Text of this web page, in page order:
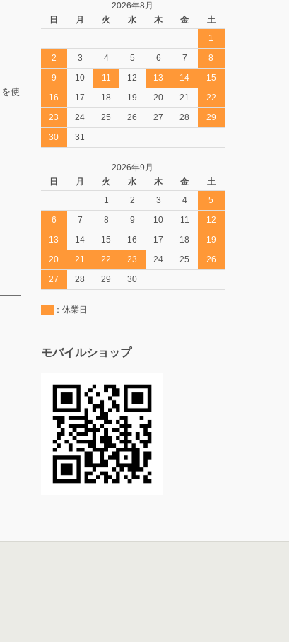
を使
2026年8月
日
月 火 水 木 金
土
1
2
3 4 5 6 7
8
9
10 11 12 13 14
15
16
17 18 19 20 21
22
23
24 25 26 27 28
29
30
31
2026年9月
日
月 火 水 木 金
土
1
2 3 4
5
6
7 8 9 10 11
12
13
14 15 16 17 18
19
20
21 22 23 24 25
26
27
28 29 30
：休業日
モバイルショップ